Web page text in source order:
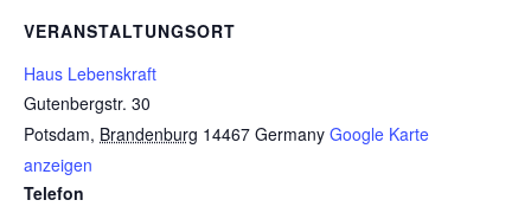
VERANSTALTUNGSORT
Haus Lebenskraft
Gutenbergstr. 30
Potsdam, Brandenburg 14467 Germany Google Karte
anzeigen
Telefon